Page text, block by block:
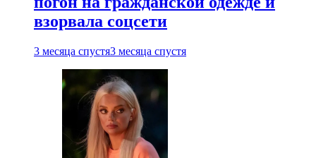
взорвала соцсети
3 месяца спустя3 месяца спустя